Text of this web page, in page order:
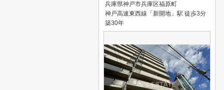
兵庫県神戸市兵庫区福原町
神戸高速東西線「新開地」駅 徒歩3分
築30年